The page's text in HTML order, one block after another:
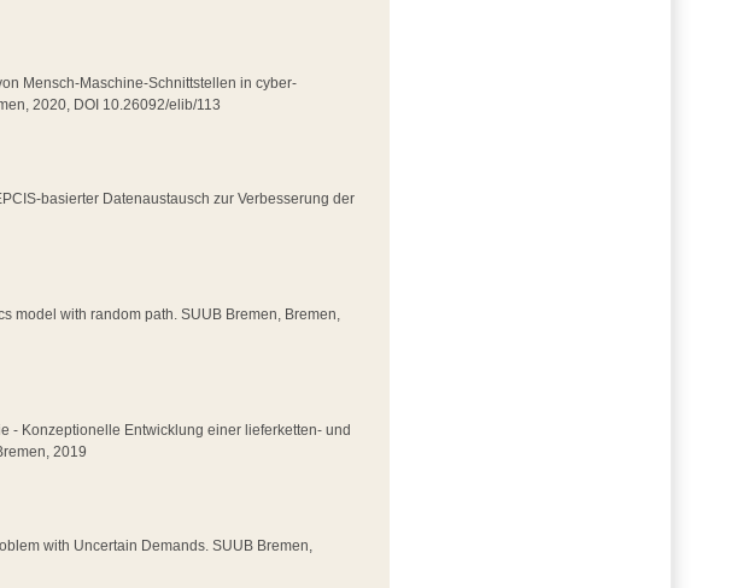
Mensch-Maschine-Schnittstellen in cyber-
2020, DOI 10.26092/elib/113
basierter Datenaustausch zur Verbesserung der
model with random path. SUUB Bremen, Bremen,
- Konzeptionelle Entwicklung einer lieferketten- und
2019
with Uncertain Demands. SUUB Bremen,